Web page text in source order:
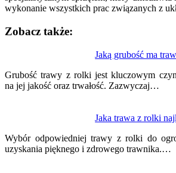
wykonanie wszystkich prac związanych z
Zobacz także:
Jaką grubość ma
Grubość trawy z rolki jest kluczowym
na jej jakość oraz trwałość. Zazwyczaj…
Jaka trawa z rolki
Wybór odpowiedniej trawy z rolki do
uzyskania pięknego i zdrowego trawnika.…
wpisu